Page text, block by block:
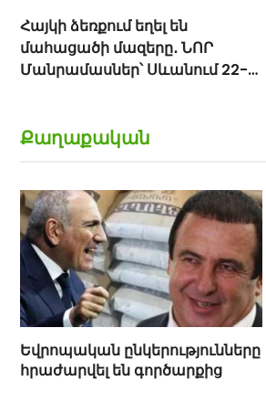
«10 հազար թոշակն ավելացրեց,
20 հազար մթերքները
բարձրացրեց». քաղաքացի
Քաղաքական
Եվրոպական ընկերությունները
հրաժարվել են գործարքից